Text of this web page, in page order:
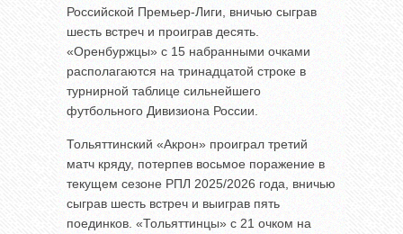
Российской Премьер-Лиги, вничью сыграв
шесть встреч и проиграв десять.
«Оренбуржцы» с 15 набранными очками
располагаются на тринадцатой строке в
турнирной таблице сильнейшего
футбольного Дивизиона России.
Тольяттинский «Акрон» проиграл третий
матч кряду, потерпев восьмое поражение в
текущем сезоне РПЛ 2025/2026 года, вничью
сыграв шесть встреч и выиграв пять
поединков. «Тольяттинцы» с 21 очком на